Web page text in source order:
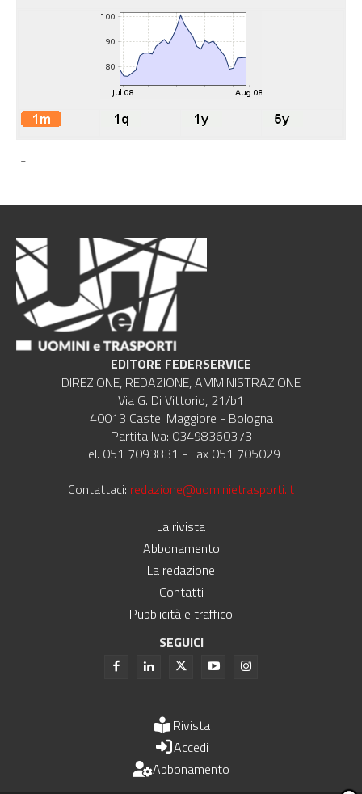
-
EDITORE FEDERSERVICE
DIREZIONE, REDAZIONE, AMMINISTRAZIONE
Via G. Di Vittorio, 21/b1
40013 Castel Maggiore - Bologna
Partita Iva: 03498360373
Tel. 051 7093831 - Fax 051 705029
Contattaci: redazione@uominietrasporti.it
La rivista
Abbonamento
La redazione
Contatti
Pubblicità e traffico
SEGUICI
Rivista
Accedi
Abbonamento